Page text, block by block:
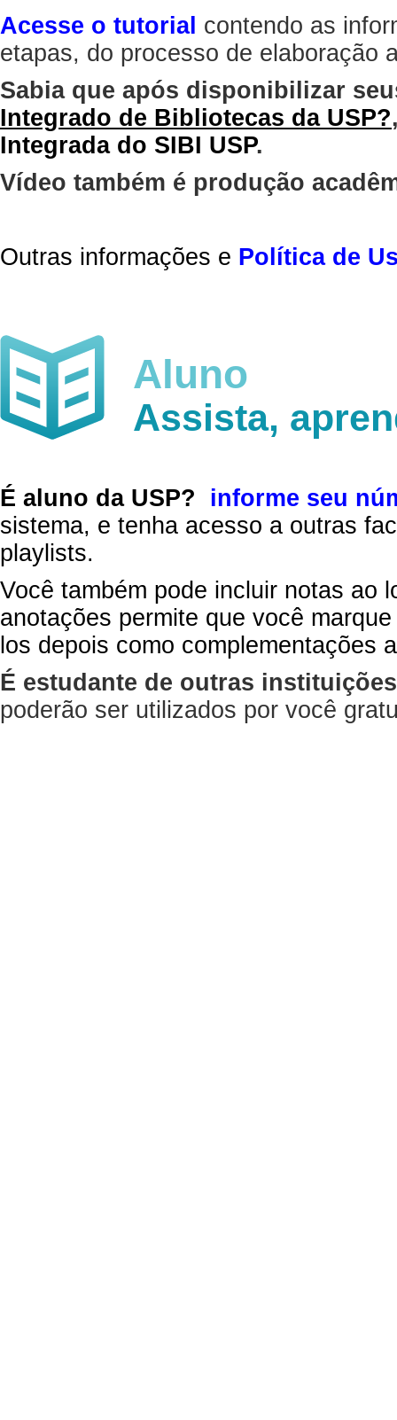
Acesse o tutorial contendo as
etapas, do processo de elaboração
Sabia que após disponibilizar
Integrado de Bibliotecas da USP?
Integrada do SIBI USP.
Vídeo também é produção
Outras informações e Política de
Aluno
Assista,
É aluno da USP?
informe seu
sistema, e tenha acesso a outras
playlists.
Você também pode incluir notas ao
anotações permite que você
los depois como complementações
É estudante de outras
poderão ser utilizados por você